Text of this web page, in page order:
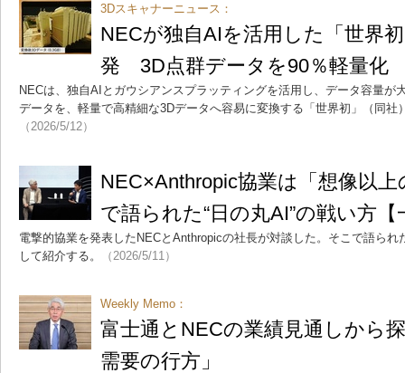
3Dスキャナーニュース：
NECが独自AIを活用した「世界
発 3D点群データを90％軽量化
NECは、独自AIとガウシアンスプラッティングを活用し、データ容量が
データを、軽量で高精細な3Dデータへ容易に変換する「世界初」（同社
（2026/5/12）
NEC×Anthropic協業は「想像以
で語られた“日の丸AI”の戦い方【
電撃的協業を発表したNECとAnthropicの社長が対談した。そこで語ら
して紹介する。
（2026/5/11）
Weekly Memo：
富士通とNECの業績見通しから
需要の行方」